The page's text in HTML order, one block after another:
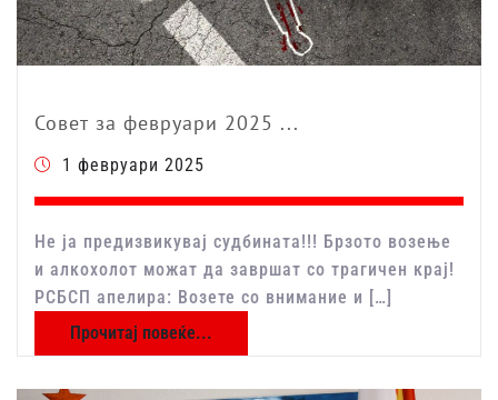
Совет за февруари 2025 ...
1 февруари 2025
Не ја предизвикувај судбината!!! Брзото возење
и алкoхолот можат да завршат со трагичен крај!
РСБСП апелира: Возете со внимание и […]
Прочитај повеќе...